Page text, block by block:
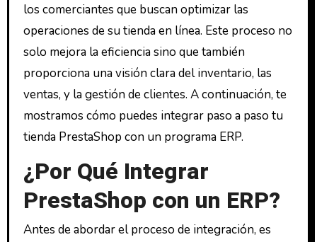
los comerciantes que buscan optimizar las
operaciones de su tienda en línea. Este proceso no
solo mejora la eficiencia sino que también
proporciona una visión clara del inventario, las
ventas, y la gestión de clientes. A continuación, te
mostramos cómo puedes integrar paso a paso tu
tienda PrestaShop con un programa ERP.
¿Por Qué Integrar
PrestaShop con un ERP?
Antes de abordar el proceso de integración, es